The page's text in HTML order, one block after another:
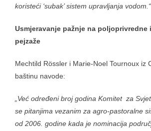
koristeći ‘subak’ sistem upravljanja vodom.“
Usmjeravanje pažnje na poljoprivredne
pejzaže
Mechtild Rössler i Marie-Noel Tournoux iz
baštinu navode:
„Već određeni broj godina Komitet za
se pitanjima vezanim za agro-pastoralne
od 2006. godine kada je nominacija